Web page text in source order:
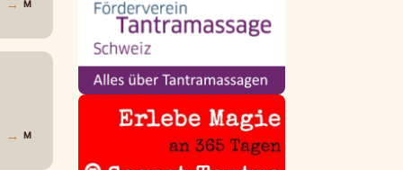
→ M
→ M